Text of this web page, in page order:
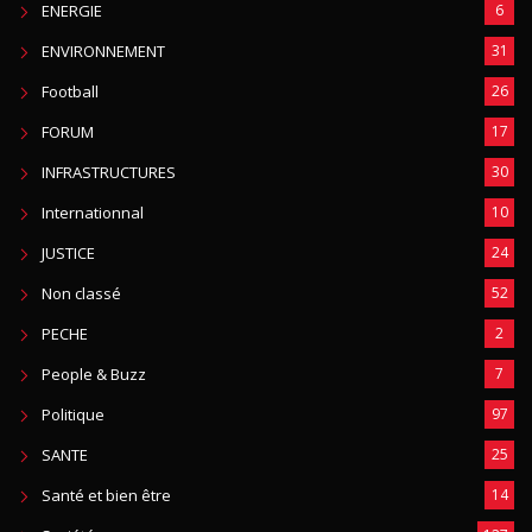
ENERGIE 6
ENVIRONNEMENT 31
Football 26
FORUM 17
INFRASTRUCTURES 30
Internationnal 10
JUSTICE 24
Non classé 52
PECHE 2
People & Buzz 7
Politique 97
SANTE 25
Santé et bien être 14